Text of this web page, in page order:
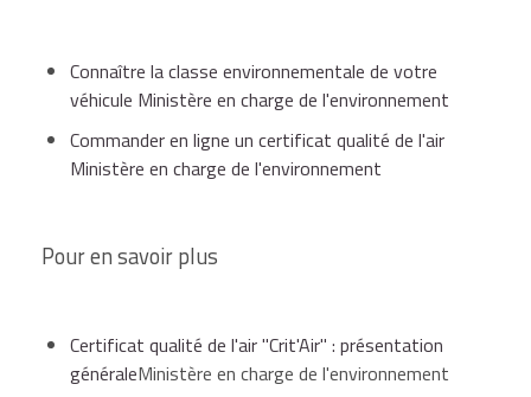
Connaître la classe environnementale de votre
véhicule Ministère en charge de l'environnement
Commander en ligne un certificat qualité de l'air
Ministère en charge de l'environnement
Pour en savoir plus
Certificat qualité de l'air "Crit'Air" : présentation
généraleMinistère en charge de l'environnement